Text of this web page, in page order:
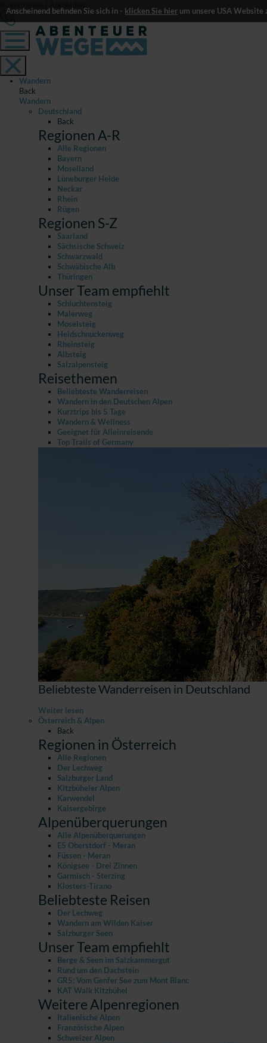
Anscheinend befinden Sie sich in - klicken Sie hier um unsere USA Website
Wandern
Back
Wandern
Deutschland
Back
Regionen A-R
Alle Regionen
Bayern
Moselland
Lüneburger Heide
Neckar
Rhein
Rügen
Regionen S-Z
Saarland
Sächsische Schweiz
Schwarzwald
Schwäbische Alb
Thüringen
Unser Team empfiehlt
Schluchtensteig
Malerweg
Moselsteig
Heidschnuckenweg
Rheinsteig
Albsteig
Salzalpensteig
Reisethemen
Beliebteste Wanderreisen
Wandern in den Deutschen Alpen
Kurztrips bis 5 Tage
Wandern & Wellness
Geeignet für Alleinreisende
Top Trails of Germany
Beliebteste Wanderreisen in Deutschland
Weiter lesen
Österreich & Alpen
Back
Regionen in Österreich
Alle Regionen
Der Lechweg
Salzburger Land
Kitzbüheler Alpen
Karwendel
Kaisergebirge
Alpenüberquerungen
Alle Alpenüberquerungen
E5 Oberstdorf - Meran
Füssen - Meran
Königsee - Drei Zinnen
Garmisch - Sterzing
Klosters-Tirano
Beliebteste Reisen
Der Lechweg
Wandern am Wilden Kaiser
Salzburger Seen
Unser Team empfiehlt
Berge & Seen im Salzkammergut
Rund um den Dachstein
GR5: Vom Genfer See zum Mont Blanc
KAT Walk Kitzbühel
Weitere Alpenregionen
Italienische Alpen
Französische Alpen
Schweizer Alpen